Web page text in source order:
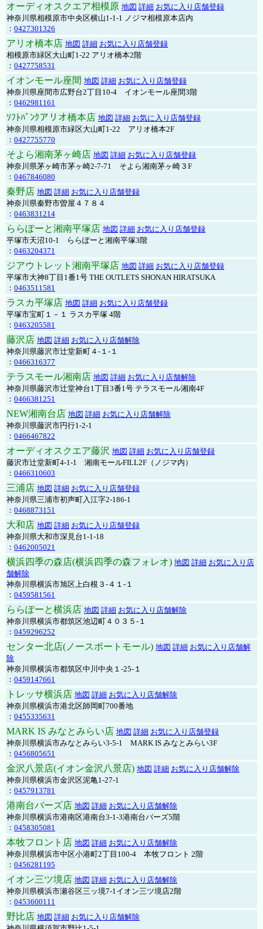
オーディオスクエア相模原 地図 詳細 お気に入り店舗登録
神奈川県相模原市中央区横山1-1-1 ノジマ相模原本店内
： 0427301326
アリオ橋本店 地図 詳細 お気に入り店舗登録
相模原市緑区大山町1-22 アリオ橋本2階
： 0427758531
イオンモール座間 地図 詳細 お気に入り店舗登録
神奈川県座間市広野台2丁目10-4 イオンモール座間3階
： 0462981161
ｿﾌﾄﾊﾞﾝｸアリオ橋本店 地図 詳細 お気に入り店舗登録
神奈川県相模原市緑区大山町1-22 アリオ橋本2F
： 0427755770
そよら湘南茅ヶ崎店 地図 詳細 お気に入り店舗登録
神奈川県茅ヶ崎市茅ヶ崎2‐7‐71 そよら湘南茅ヶ崎３F
： 0467846080
秦野店 地図 詳細 お気に入り店舗登録
神奈川県秦野市曽屋４７８４
： 0463831214
ららぽーと湘南平塚店 地図 詳細 お気に入り店舗登録
平塚市天沼10-1 ららぽーと湘南平塚3階
： 0463204371
ジアウトレット湘南平塚店 地図 詳細 お気に入り店舗登録
平塚市大神8丁目1番1号 THE OUTLETS SHONAN HIRATSUKA
： 0463511581
ラスカ平塚店 地図 詳細 お気に入り店舗登録
平塚市宝町１－１ ラスカ平塚 4階
： 0463205581
藤沢店 地図 詳細 お気に入り店舗解除
神奈川県藤沢市辻堂新町４-１-１
： 0466316377
テラスモール湘南店 地図 詳細 お気に入り店舗解除
神奈川県藤沢市辻堂神台1丁目3番1号 テラスモール湘南4F
： 0466381251
NEW湘南台店 地図 詳細 お気に入り店舗解除
神奈川県藤沢市円行1-2-1
： 0466467822
オーディオスクエア藤沢 地図 詳細 お気に入り店舗登録
藤沢市辻堂新町4-1-1 湘南モールFILL2F（ノジマ内）
： 0466310603
三浦店 地図 詳細 お気に入り店舗登録
神奈川県三浦市初声町入江字2-186-1
： 0468873151
大和店 地図 詳細 お気に入り店舗登録
神奈川県大和市深見台1-1-18
： 0462005021
横浜四季の森店(横浜四季の森フォレオ) 地図 詳細 お気に入り店
舗解除
神奈川県横浜市旭区上白根３-４１-１
： 0459581561
ららぽーと横浜店 地図 詳細 お気に入り店舗解除
神奈川県横浜市都筑区池辺町４０３５-１
： 0459296252
センター北店(ノースポートモール) 地図 詳細 お気に入り店舗解
除
神奈川県横浜市都筑区中川中央１-25-１
： 0459147661
トレッサ横浜店 地図 詳細 お気に入り店舗解除
神奈川県横浜市港北区師岡町700番地
： 0455335631
MARK IS みなとみらい店 地図 詳細 お気に入り店舗登録
神奈川県横浜市みなとみらい3-5-1 MARK IS みなとみらい3F
： 0456805651
金沢八景店(イオン金沢八景店) 地図 詳細 お気に入り店舗解除
神奈川県横浜市金沢区泥亀1-27-1
： 0457913781
港南台バーズ店 地図 詳細 お気に入り店舗解除
神奈川県横浜市港南区港南台3-1-3港南台バーズ5階
： 0458305081
本牧フロント店 地図 詳細 お気に入り店舗解除
神奈川県横浜市中区小港町2丁目100-4 本牧フロント 2階
： 0456281195
イオン三ツ境店 地図 詳細 お気に入り店舗解除
神奈川県横浜市瀬谷区三ッ境7-1イオン三ツ境店2階
： 0453600111
野比店 地図 詳細 お気に入り店舗解除